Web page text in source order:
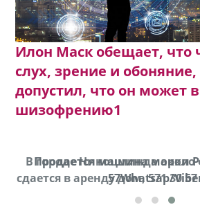
Илон Маск обещает, что
слух, зрение и
допустил, что он может
шизофрению1
В городе Ниноцминда около
cдается в аренду дом, 571 30
Продается машина марки
57Whatsap/